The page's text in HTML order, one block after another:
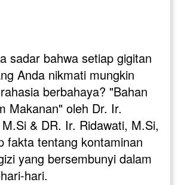
sadar bahwa setiap gigitan
Anda nikmati mungkin
berbahaya? "Bahan
Makanan" oleh Dr. Ir.
& DR. Ir. Ridawati, M.Si,
fakta tentang kontaminan
yang bersembunyi dalam
hari.